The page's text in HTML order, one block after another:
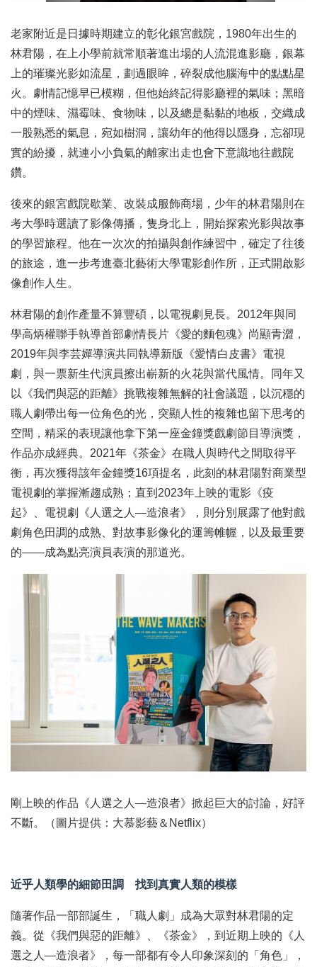
老家附近是日據時期建立的彰化銀宮戲院，1980年出生的
林君陽，在上小學前就常順著進出場的人流混進影廳，銀幕
上的璀璨光影如流星，劃過眼眸，碎裂成他腦海中的點點星
火。劇情記憶早已模糊，但他始終記得影廳裡的氣味；黑暗
中的煙味、濕霉味、食物味，以及總是黏黏的地板，交織成
一股熟悉的氣息，宛如樹洞，讓幼年的他得以隱身，忘卻現
實的紛擾，就連小小負氣的離家出走也會下意識地往戲院
鑽。
後來的銀宮戲院歇業、改裝成服飾商場，少年的林君陽則在
考大學時選讀了影像傳播，隻身北上，開始探索光影與故事
的學習旅程。他在一次次的拍攝與創作練習中，確定了往後
的旅途，進一步考進臺北藝術大學電影創作所，正式開啟影
像創作人生。
林君陽的創作產量不算豐碩，以電視劇見長。2012年與同
學高炳權聯手執導首部劇情長片《愛的麵包魂》尚顯青澀，
2019年與李芸嬋導演共同執導新版《愛情白皮書》電視
劇，與一票新生代演員擦出嶄新的火花與當代風情。同年又
以《我們與惡的距離》挑戰複雜無解的社會議題，以沉穩的
職人劇帶出每一位角色的光，突顯人性的複雜也留下思考的
空間，精采的表現讓他拿下第一座金鐘獎戲劇節目導演獎，
作品亦成經典。2021年《茶金》在職人與時代之間取得平
衡，再次獲得該年金鐘獎16項提名，此刻的林君陽對商業型
電視劇的掌握漸趨成熟；直到2023年上映的電影《疫
起》、電視劇《人選之人—造浪者》，則分別展露了他對戲
劇角色田調的成熟、對故事影像化的運籌帷幄，以及最重要
的——成為點亮演員表演的那道光。
剛上映的作品《人選之人—造浪者》掀起巨大的討論，好評
不斷。（圖片提供：大慕影藝＆Netflix）
近乎人類學的細節田調 找到真實人類的模樣
隨著作品一部部誕生，「職人劇」成為大眾對林君陽的定
義。從《我們與惡的距離》、《茶金》，到近期上映的《人
選之人—造浪者》，每一部都有令人印象深刻的「角色」，